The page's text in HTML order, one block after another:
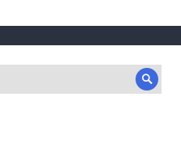
検
索